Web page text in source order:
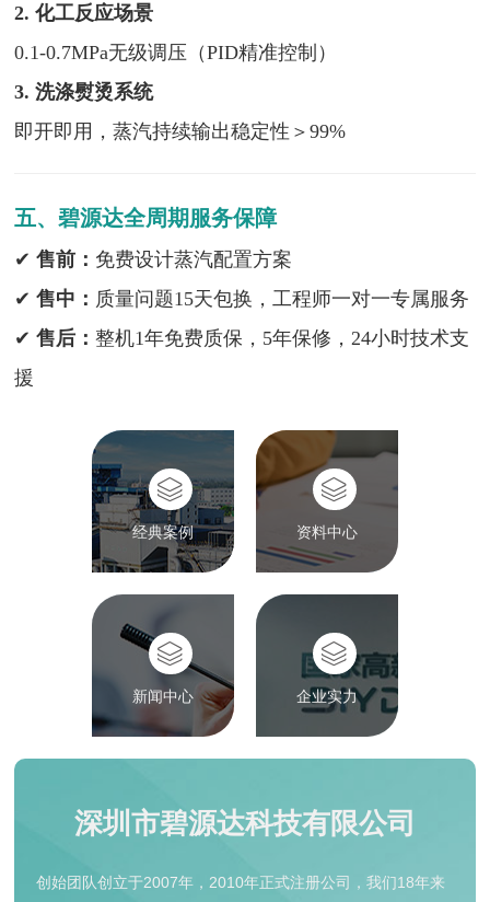
2. 化工反应场景
0.1-0.7MPa无级调压（PID精准控制）
3. 洗涤熨烫系统
即开即用，蒸汽持续输出稳定性＞99%
五、碧源达全周期服务保障
✔售前： 免费设计蒸汽配置方案
✔售中： 质量问题15天包换，工程师一对一专属服务
✔售后：整机1年免费质保，5年保修，24小时技术支
援
经典案例 资料中心
新闻中心 企业实力
深圳市碧源达科技有限公司
创始团队创立于2007年，2010年正式注册公司，我们18年来